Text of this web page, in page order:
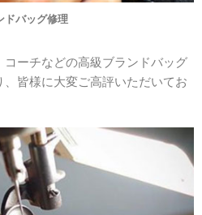
ドバッグ修理
ーチなどの高級ブランドバッグ
皆様に大変ご高評いただいてお